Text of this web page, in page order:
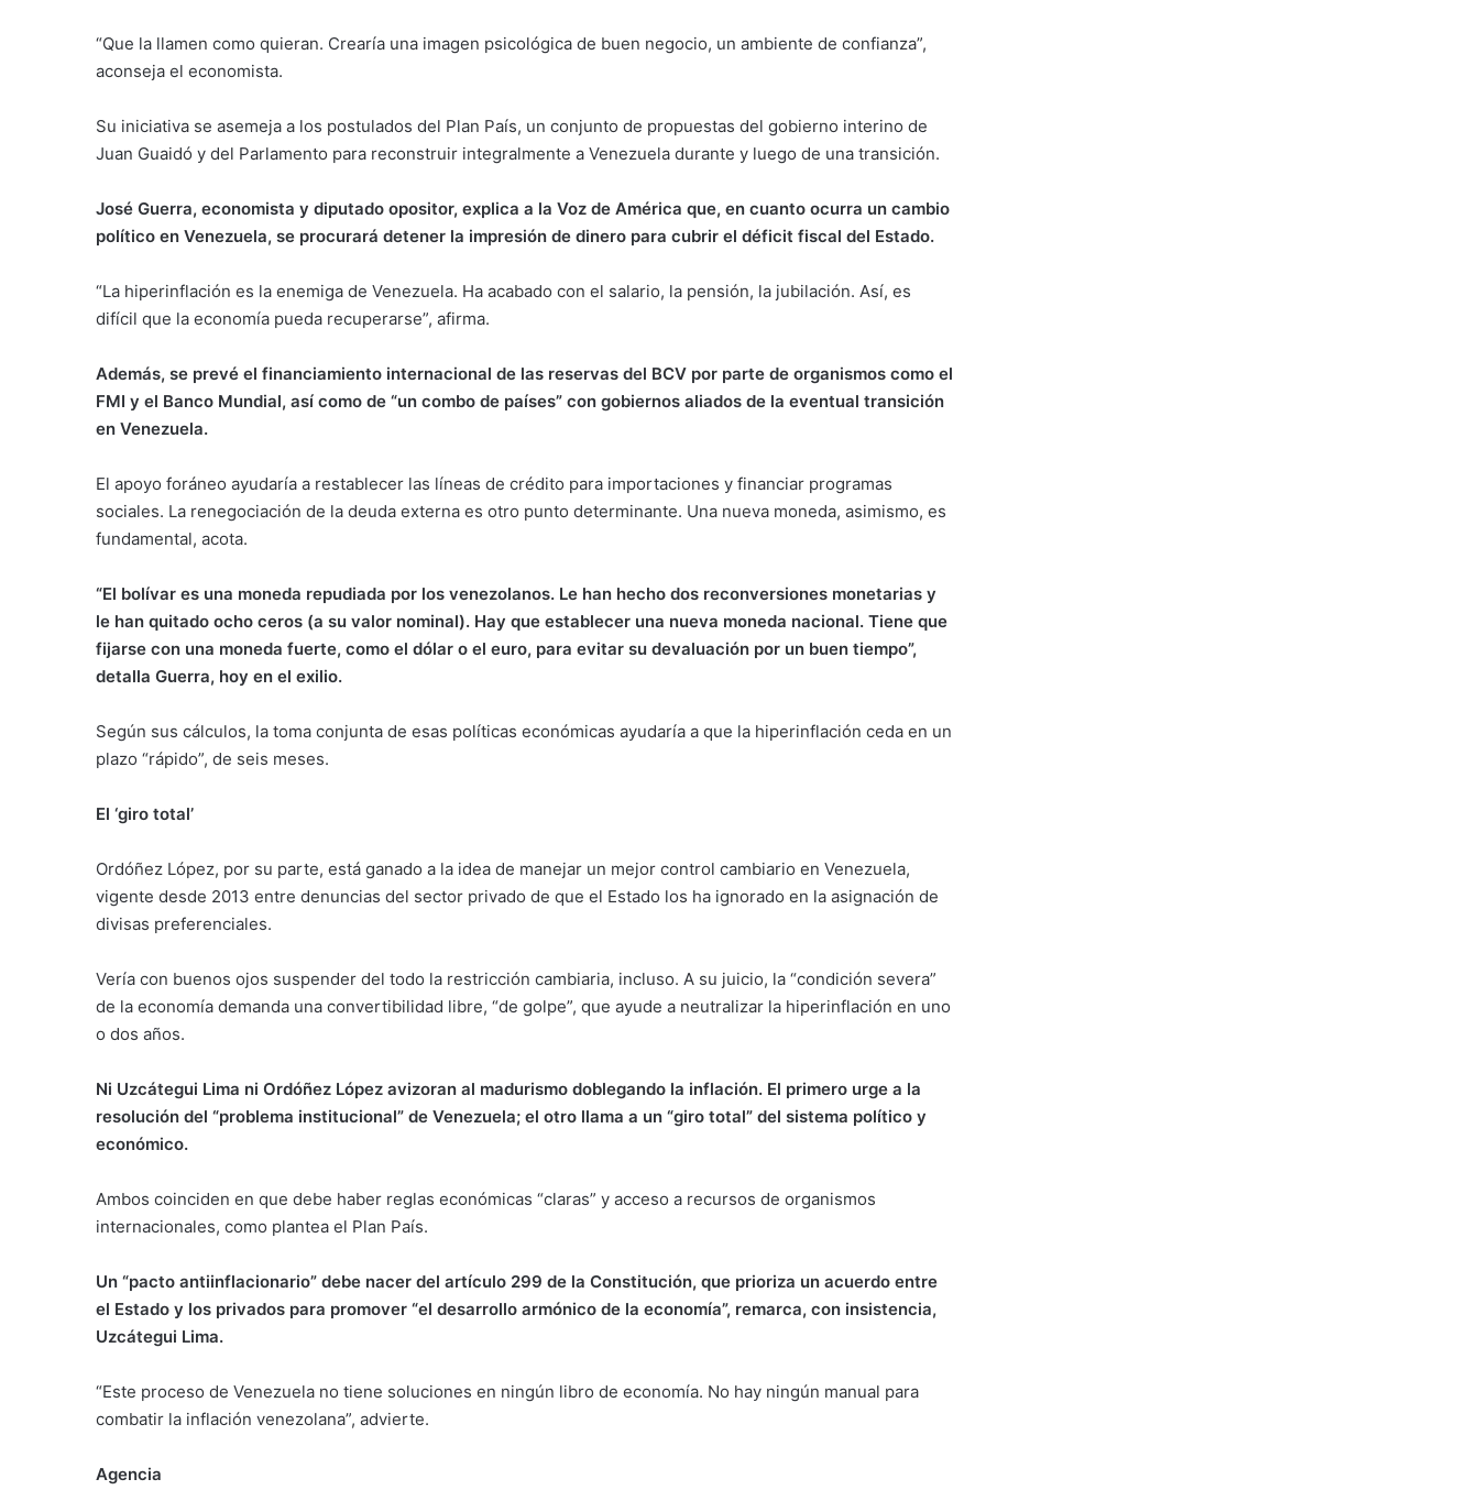
“Que la llamen como quieran. Crearía una imagen psicológica de buen negocio, un ambiente de confianza”,
aconseja el economista.
Su iniciativa se asemeja a los postulados del Plan País, un conjunto de propuestas del gobierno interino de
Juan Guaidó y del Parlamento para reconstruir integralmente a Venezuela durante y luego de una transición.
José Guerra, economista y diputado opositor, explica a la Voz de América que, en cuanto ocurra un cambio
político en Venezuela, se procurará detener la impresión de dinero para cubrir el déficit fiscal del Estado.
“La hiperinflación es la enemiga de Venezuela. Ha acabado con el salario, la pensión, la jubilación. Así, es
difícil que la economía pueda recuperarse”, afirma.
Además, se prevé el financiamiento internacional de las reservas del BCV por parte de organismos como el
FMI y el Banco Mundial, así como de “un combo de países” con gobiernos aliados de la eventual transición
en Venezuela.
El apoyo foráneo ayudaría a restablecer las líneas de crédito para importaciones y financiar programas
sociales. La renegociación de la deuda externa es otro punto determinante. Una nueva moneda, asimismo, es
fundamental, acota.
“El bolívar es una moneda repudiada por los venezolanos. Le han hecho dos reconversiones monetarias y
le han quitado ocho ceros (a su valor nominal). Hay que establecer una nueva moneda nacional. Tiene que
fijarse con una moneda fuerte, como el dólar o el euro, para evitar su devaluación por un buen tiempo”,
detalla Guerra, hoy en el exilio.
Según sus cálculos, la toma conjunta de esas políticas económicas ayudaría a que la hiperinflación ceda en un
plazo “rápido”, de seis meses.
El ‘giro total’
Ordóñez López, por su parte, está ganado a la idea de manejar un mejor control cambiario en Venezuela,
vigente desde 2013 entre denuncias del sector privado de que el Estado los ha ignorado en la asignación de
divisas preferenciales.
Vería con buenos ojos suspender del todo la restricción cambiaria, incluso. A su juicio, la “condición severa”
de la economía demanda una convertibilidad libre, “de golpe”, que ayude a neutralizar la hiperinflación en uno
o dos años.
Ni Uzcátegui Lima ni Ordóñez López avizoran al madurismo doblegando la inflación. El primero urge a la
resolución del “problema institucional” de Venezuela; el otro llama a un “giro total” del sistema político y
económico.
Ambos coinciden en que debe haber reglas económicas “claras” y acceso a recursos de organismos
internacionales, como plantea el Plan País.
Un “pacto antiinflacionario” debe nacer del artículo 299 de la Constitución, que prioriza un acuerdo entre
el Estado y los privados para promover “el desarrollo armónico de la economía”, remarca, con insistencia,
Uzcátegui Lima.
“Este proceso de Venezuela no tiene soluciones en ningún libro de economía. No hay ningún manual para
combatir la inflación venezolana”, advierte.
Agencia